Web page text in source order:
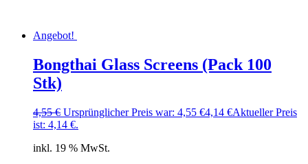
Angebot!
Bongthai Glass Screens (Pack 100
Stk)
4,55€ Ursprünglicher Preis war: 4,55 €4,14 €Aktueller Preis
ist: 4,14 €.
inkl. 19 % MwSt.